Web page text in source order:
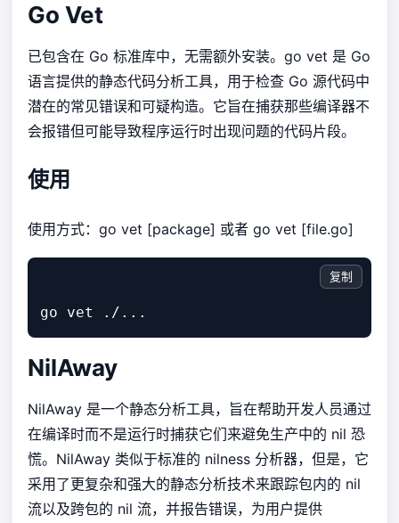
Go Vet
已包含在 Go 标准库中，无需额外安装。go vet 是 Go
语言提供的静态代码分析工具，用于检查 Go 源代码中
潜在的常见错误和可疑构造。它旨在捕获那些编译器不
会报错但可能导致程序运行时出现问题的代码片段。
使用
使用方式：go vet [package] 或者 go vet [file.go]
复制
NilAway
NilAway 是一个静态分析工具，旨在帮助开发人员通过
在编译时而不是运行时捕获它们来避免生产中的 nil 恐
慌。NilAway 类似于标准的 nilness 分析器，但是，它
采用了更复杂和强大的静态分析技术来跟踪包内的 nil
流以及跨包的 nil 流，并报告错误，为用户提供